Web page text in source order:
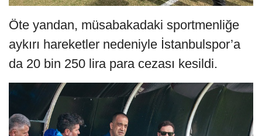
Öte yandan, müsabakadaki sportmenliğe
aykırı hareketler nedeniyle İstanbulspor’a
da 20 bin 250 lira para cezası kesildi.